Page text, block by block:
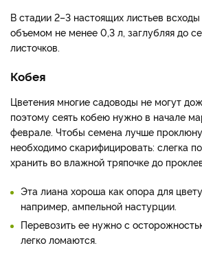
В стадии 2–3 настоящих листьев
объемом не менее 0,3 л, заглубляя до
листочков.
Кобея
Цветения многие садоводы не могут
поэтому сеять кобею нужно в начале
феврале. Чтобы семена лучше
необходимо скарифицировать: слегка
хранить во влажной тряпочке до
Эта лиана хороша как опора для
например, ампельной настурции.
Перевозить ее нужно с
легко ломаются.